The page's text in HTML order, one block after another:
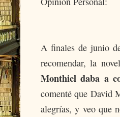
A finales de junio
recomendar, la
Monthiel daba a
comenté que David
alegrías, y veo que